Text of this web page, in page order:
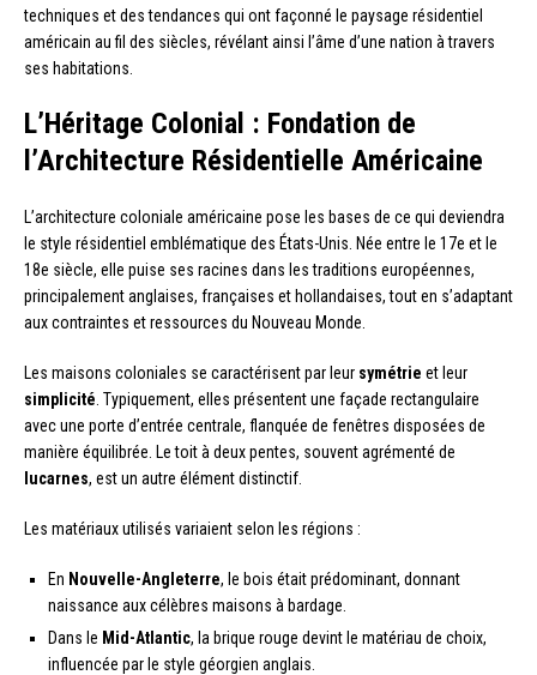
techniques et des tendances qui ont façonné le paysage résidentiel
américain au fil des siècles, révélant ainsi l’âme d’une nation à travers
ses habitations.
L’Héritage Colonial : Fondation de
l’Architecture Résidentielle Américaine
L’architecture coloniale américaine pose les bases de ce qui deviendra
le style résidentiel emblématique des États-Unis. Née entre le 17e et le
18e siècle, elle puise ses racines dans les traditions européennes,
principalement anglaises, françaises et hollandaises, tout en s’adaptant
aux contraintes et ressources du Nouveau Monde.
Les maisons coloniales se caractérisent par leur symétrie et leur
simplicité . Typiquement, elles présentent une façade rectangulaire
avec une porte d’entrée centrale, flanquée de fenêtres disposées de
manière équilibrée. Le toit à deux pentes, souvent agrémenté de
lucarnes, est un autre élément distinctif.
Les matériaux utilisés variaient selon les régions :
En Nouvelle-Angleterre, le bois était prédominant, donnant
naissance aux célèbres maisons à bardage.
Dans le Mid-Atlantic, la brique rouge devint le matériau de choix,
influencée par le style géorgien anglais.